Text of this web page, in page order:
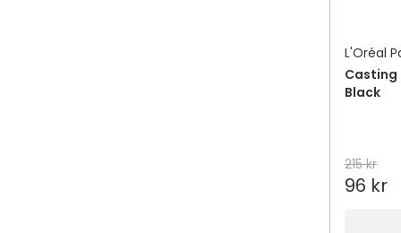
L'Oréal
Casting
Black
215 kr
96 kr